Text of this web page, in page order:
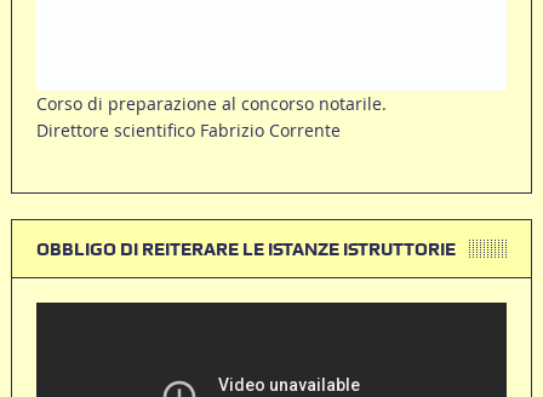
Corso di preparazione al concorso notarile.
Direttore scientifico Fabrizio Corrente
OBBLIGO DI REITERARE LE ISTANZE ISTRUTTORIE